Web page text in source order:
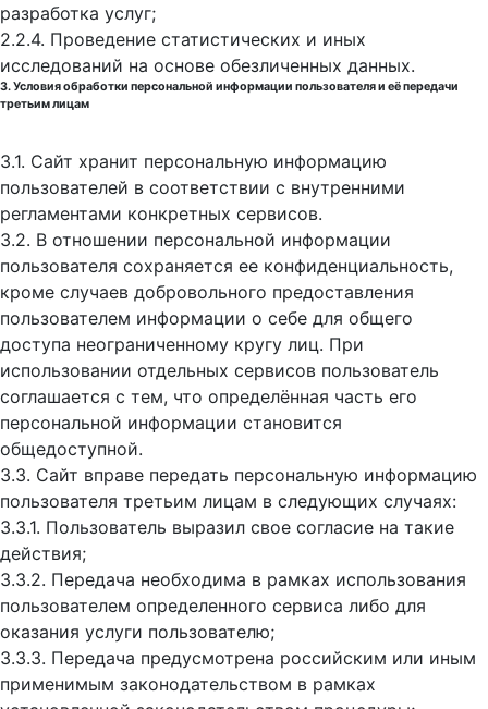
разработка услуг;
2.2.4. Проведение статистических и иных
исследований на основе обезличенных данных.
3. Условия обработки персональной информации пользователя и её передачи
третьим лицам
3.1. Сайт хранит персональную информацию
пользователей в соответствии с внутренними
регламентами конкретных сервисов.
3.2. В отношении персональной информации
пользователя сохраняется ее конфиденциальность,
кроме случаев добровольного предоставления
пользователем информации о себе для общего
доступа неограниченному кругу лиц. При
использовании отдельных сервисов пользователь
соглашается с тем, что определённая часть его
персональной информации становится
общедоступной.
3.3. Сайт вправе передать персональную информацию
пользователя третьим лицам в следующих случаях:
3.3.1. Пользователь выразил свое согласие на такие
действия;
3.3.2. Передача необходима в рамках использования
пользователем определенного сервиса либо для
оказания услуги пользователю;
3.3.3. Передача предусмотрена российским или иным
применимым законодательством в рамках